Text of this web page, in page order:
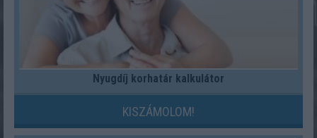
Nyugdíj korhatár kalkulátor
KISZÁMOLOM!